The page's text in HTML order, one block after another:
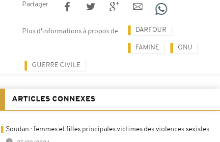
Partager
Plus d'informations à propos de DARFOUR
FAMINE ONU
GUERRE CIVILE
ARTICLES CONNEXES
Soudan : femmes et filles principales victimes des violences sexistes